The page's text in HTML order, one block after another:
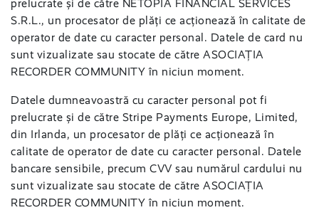
prelucrate și de către NETOPIA FINANCIAL SERVICES
S.R.L., un procesator de plăți ce acționează în calitate de
operator de date cu caracter personal. Datele de card nu
sunt vizualizate sau stocate de către ASOCIAȚIA
RECORDER COMMUNITY în niciun moment.
Datele dumneavoastră cu caracter personal pot fi
prelucrate și de către Stripe Payments Europe, Limited,
din Irlanda, un procesator de plăți ce acționează în
calitate de operator de date cu caracter personal. Datele
bancare sensibile, precum CVV sau numărul cardului nu
sunt vizualizate sau stocate de către ASOCIAȚIA
RECORDER COMMUNITY în niciun moment.